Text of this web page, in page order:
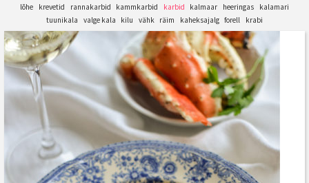
lõhe krevetid rannakarbid kammkarbid karbid kalmaar heeringas
kalamari
tuunikala
valge kala kilu vähk räim kaheksajalg forell krabi